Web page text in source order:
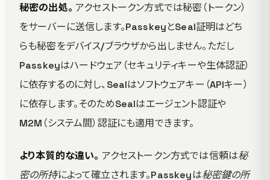
秘密の出処。 アクセストークン方式では秘密（トークン）
をサーバーに送信します。PasskeyとSeal証明はどち
らも秘密をデバイス/ブラウザから出しません。ただし
Passkeyはハードウェア（セキュリティキーや生体認証）
に依存するのに対し、Sealはソフトウェアキー（APIキー）
に依存します。そのためSealはエージェント認証や
M2M（システム間）認証にも適用できます。
より本質的な違い。 アクセストークン方式では信頼は秘
密の所持によって確立されます。Passkeyは秘密鍵の所